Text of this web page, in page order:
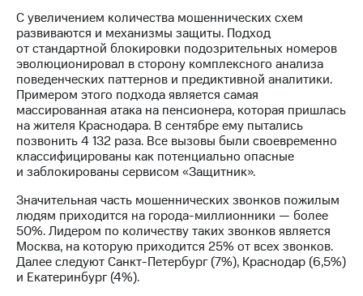
Личный
кабинет
акционера
Акционерный
капитал
Контроль
и
аудит
Рынок
акций
Программа
приобретения
Порядок
выкупа
акций
Дивиденды
С увеличением количества мошеннических схем
развиваются и механизмы защиты. Подход
от стандартной блокировки подозрительных номеров
эволюционировал в сторону комплексного анализа
поведенческих паттернов и предиктивной аналитики.
Примером этого подхода является самая
массированная атака на пенсионера, которая пришлась
на жителя Краснодара. В сентябре ему пытались
позвонить 4 132 раза. Все вызовы были своевременно
классифицированы как потенциально опасные
и заблокированы сервисом «Защитник».
Значительная часть мошеннических звонков пожилым
людям приходится на города-миллионники — более
50%. Лидером по количеству таких звонков является
Москва, на которую приходится 25% от всех звонков.
Далее следуют Санкт-Петербург (7%), Краснодар (6,5%)
и Екатеринбург (4%).